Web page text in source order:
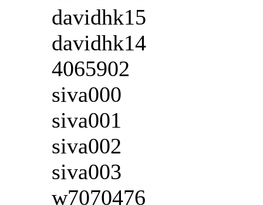
davidhk15
davidhk14
4065902
siva000
siva001
siva002
siva003
w7070476